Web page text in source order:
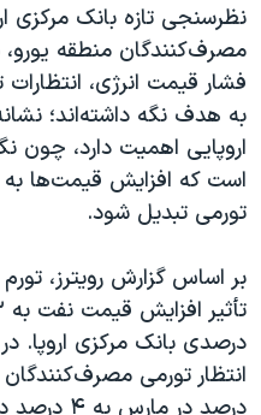
نظرسنجی تازه بانک مرکزی
مصرف‌کنندگان منطقه
فشار قیمت انرژی،
به هدف نگه داشته‌اند؛
اروپایی اهمیت دارد، چون
است که افزایش قیمت‌ها به
تورمی تبدیل شود.
بر اساس گزارش رویترز،
درصدی بانک مرکزی اروپا.
درصد در مارس به ۴ درصد در آوریل جهش کرد.